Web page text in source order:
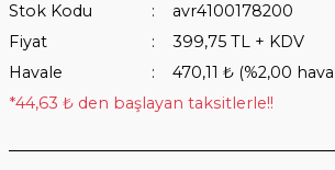
Stok Kodu
avr4100178200
Fiyat
399,75 TL + KDV
Havale
470,11 ₺ (%2,00
*44,63 ₺ den başlayan taksitlerle!!